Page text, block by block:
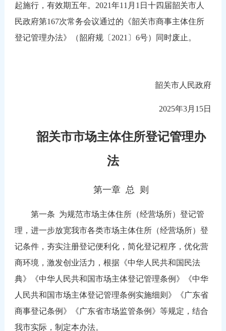
起施行，有效期五年。2021年11月1日十四届韶关市人
民政府第167次常务会议通过的《韶关市商事主体住所
登记管理办法》（韶府规〔2021〕6号）同时废止。
韶关市人民政府
2025年3月15日
韶关市市场主体住所登记管理办
法
第一章 总 则
第一条 为规范市场主体住所（经营场所）登记管
理，进一步放宽我市各类市场主体住所（经营场所）登
记条件，夯实注册登记便利化，简化登记程序，优化营
商环境，激发创业活力，根据《中华人民共和国民法
典》《中华人民共和国市场主体登记管理条例》《中华
人民共和国市场主体登记管理条例实施细则》《广东省
商事登记条例》《广东省市场监管条例》等规定，结合
我市实际，制定本办法。